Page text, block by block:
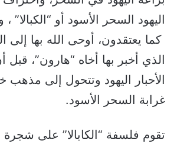
اليهود السحر الأسود أو
كما يعتقدون، أوحى الله بها إلى
الذي أخبر بها أخاه “هارون”، قبل
الأحبار اليهود وتتحول إلى
غرابة السحر الأسود.
تقوم فلسفة “الكابالا” على شجرة